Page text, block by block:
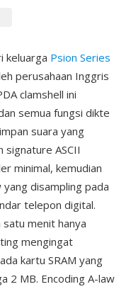
keluarga Psion Series
perusahaan Inggris
clamshell ini
semua fungsi dikte
suara yang
signature ASCII
minimal, kemudian
disampling pada
telepon digital.
menit hanya
mengingat
kartu SRAM yang
2 MB. Encoding A-law